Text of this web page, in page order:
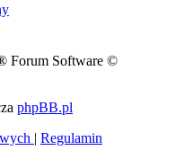
Forum Software ©
phpBB.pl
| Regulamin